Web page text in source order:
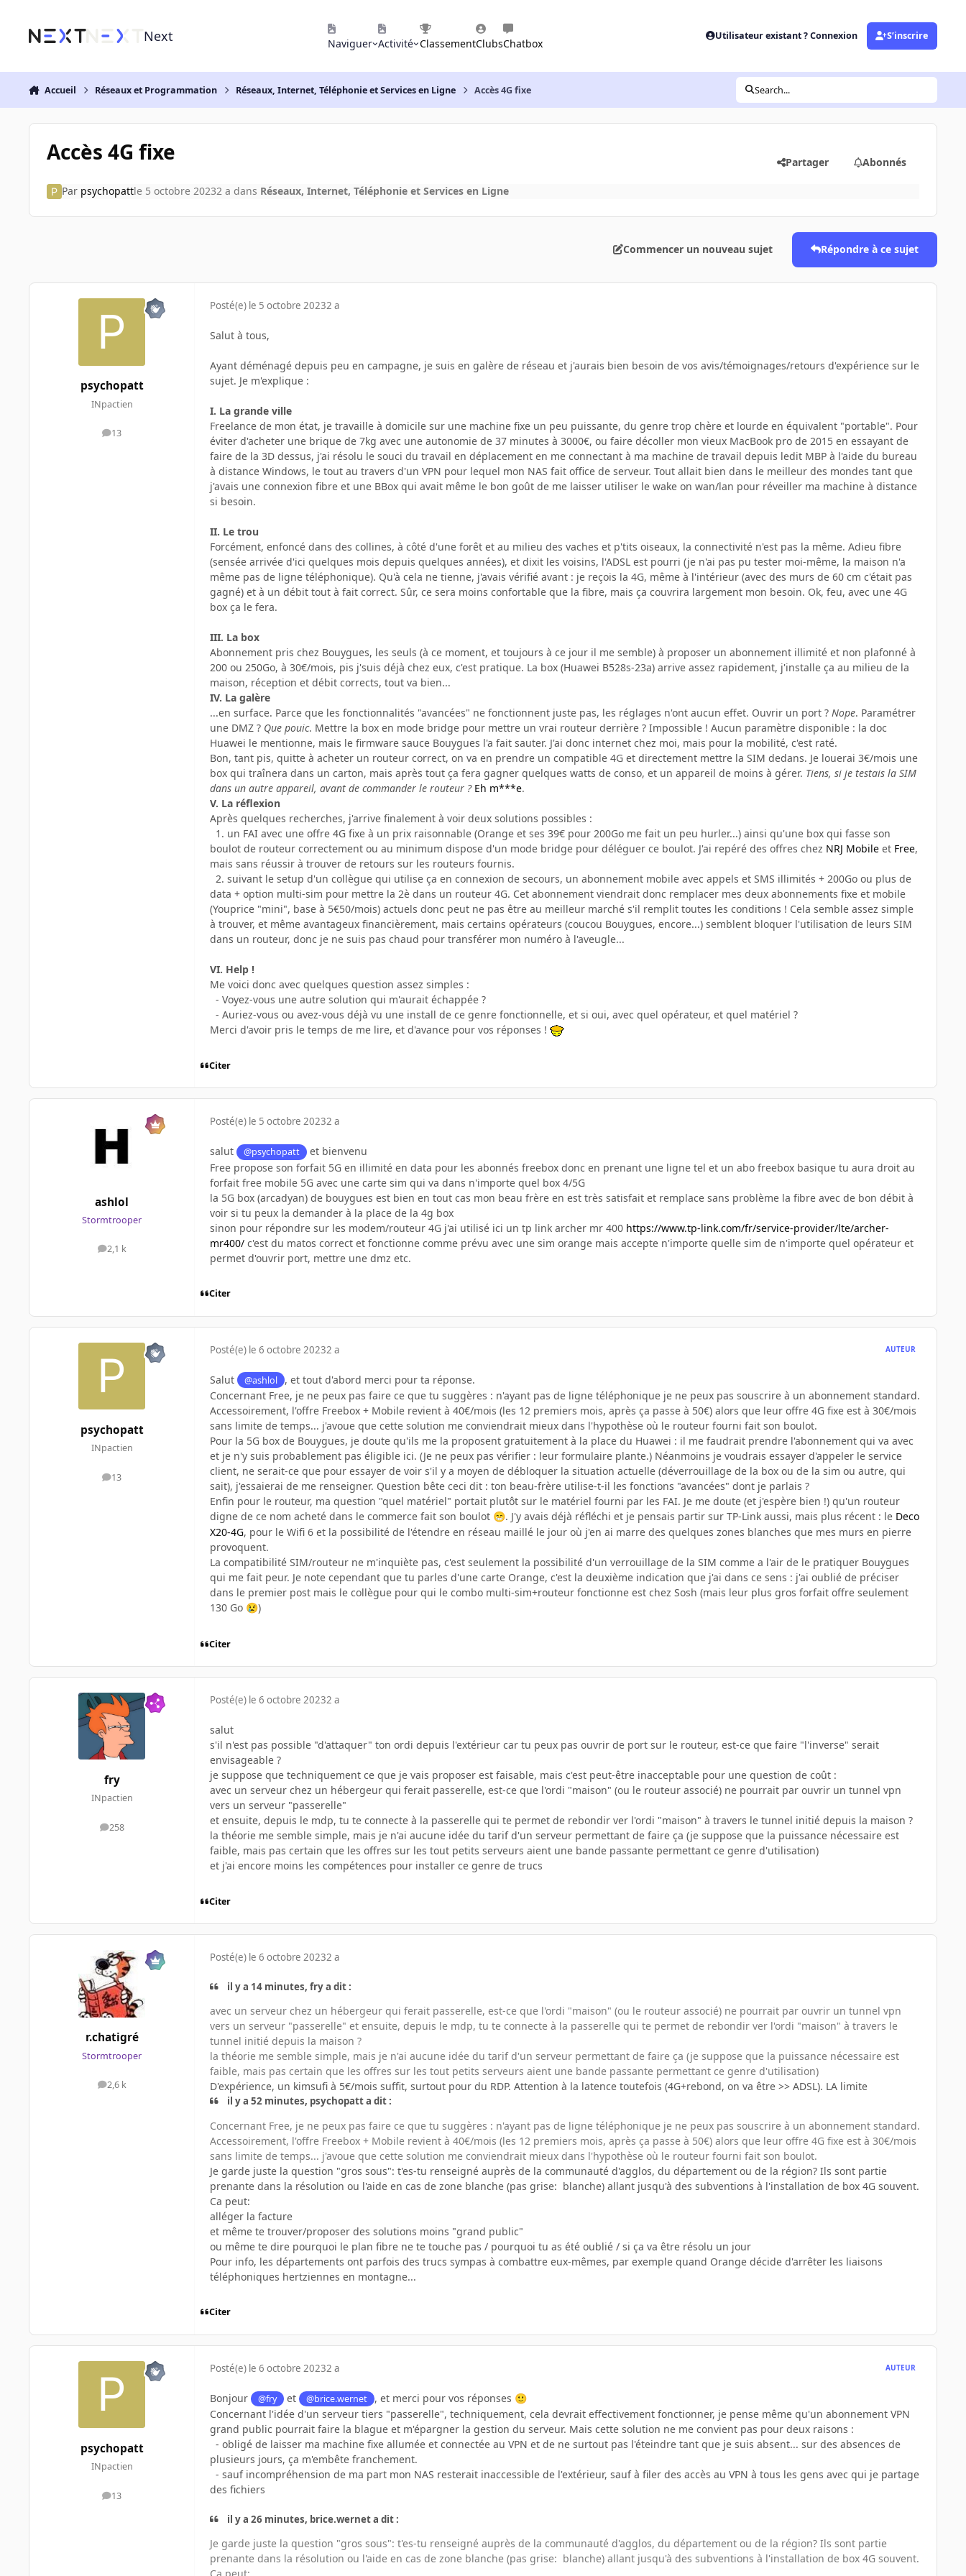
Next Naviguer Activité ClassementClubsChatbox
Utilisateur existant ? Connexion S’inscrire
Accueil Réseaux et Programmation Réseaux, Internet, Téléphonie et Services en Ligne Accès 4G fixe Search...
Accès 4G fixe Partager Abonnés
Par psychopattle 5 octobre 20232 a dans Réseaux, Internet, Téléphonie et Services en Ligne
Commencer un nouveau sujet Répondre à ce sujet
psychopatt
INpactien
13
messages
Posté(e) le 5 octobre 20232 a
Salut à tous,
Ayant déménagé depuis peu en campagne, je suis en galère de réseau et j'aurais bien besoin de vos avis/témoignages/retours d'expérience sur le
sujet. Je m'explique :
I. La grande ville
Freelance de mon état, je travaille à domicile sur une machine fixe un peu puissante, du genre trop chère et lourde en équivalent "portable". Pour
éviter d'acheter une brique de 7kg avec une autonomie de 37 minutes à 3000€, ou faire décoller mon vieux MacBook pro de 2015 en essayant de
faire de la 3D dessus, j'ai résolu le souci du travail en déplacement en me connectant à ma machine de travail depuis ledit MBP à l'aide du bureau
à distance Windows, le tout au travers d'un VPN pour lequel mon NAS fait office de serveur. Tout allait bien dans le meilleur des mondes tant que
j'avais une connexion fibre et une BBox qui avait même le bon goût de me laisser utiliser le wake on wan/lan pour réveiller ma machine à distance
si besoin.
II. Le trou
Forcément, enfoncé dans des collines, à côté d'une forêt et au milieu des vaches et p'tits oiseaux, la connectivité n'est pas la même. Adieu fibre
(sensée arrivée d'ici quelques mois depuis quelques années), et dixit les voisins, l'ADSL est pourri (je n'ai pas pu tester moi-même, la maison n'a
même pas de ligne téléphonique). Qu'à cela ne tienne, j'avais vérifié avant : je reçois la 4G, même à l'intérieur (avec des murs de 60 cm c'était pas
gagné) et à un débit tout à fait correct. Sûr, ce sera moins confortable que la fibre, mais ça couvrira largement mon besoin. Ok, feu, avec une 4G
box ça le fera.
III. La box
Abonnement pris chez Bouygues, les seuls (à ce moment, et toujours à ce jour il me semble) à proposer un abonnement illimité et non plafonné à
200 ou 250Go, à 30€/mois, pis j'suis déjà chez eux, c'est pratique. La box (Huawei B528s-23a) arrive assez rapidement, j'installe ça au milieu de la
maison, réception et débit corrects, tout va bien...
IV. La galère
...en surface. Parce que les fonctionnalités "avancées" ne fonctionnent juste pas, les réglages n'ont aucun effet. Ouvrir un port ? Nope. Paramétrer
une DMZ ? Que pouic. Mettre la box en mode bridge pour mettre un vrai routeur derrière ? Impossible ! Aucun paramètre disponible : la doc
Huawei le mentionne, mais le firmware sauce Bouygues l'a fait sauter. J'ai donc internet chez moi, mais pour la mobilité, c'est raté.
Bon, tant pis, quitte à acheter un routeur correct, on va en prendre un compatible 4G et directement mettre la SIM dedans. Je louerai 3€/mois une
box qui traînera dans un carton, mais après tout ça fera gagner quelques watts de conso, et un appareil de moins à gérer. Tiens, si je testais la SIM
dans un autre appareil, avant de commander le routeur ? Eh m***e.
V. La réflexion
Après quelques recherches, j'arrive finalement à voir deux solutions possibles :
1. un FAI avec une offre 4G fixe à un prix raisonnable (Orange et ses 39€ pour 200Go me fait un peu hurler...) ainsi qu'une box qui fasse son
boulot de routeur correctement ou au minimum dispose d'un mode bridge pour déléguer ce boulot. J'ai repéré des offres chez NRJ Mobile et Free,
mais sans réussir à trouver de retours sur les routeurs fournis.
2. suivant le setup d'un collègue qui utilise ça en connexion de secours, un abonnement mobile avec appels et SMS illimités + 200Go ou plus de
data + option multi-sim pour mettre la 2è dans un routeur 4G. Cet abonnement viendrait donc remplacer mes deux abonnements fixe et mobile
(Youprice "mini", base à 5€50/mois) actuels donc peut ne pas être au meilleur marché s'il remplit toutes les conditions ! Cela semble assez simple
à trouver, et même avantageux financièrement, mais certains opérateurs (coucou Bouygues, encore...) semblent bloquer l'utilisation de leurs SIM
dans un routeur, donc je ne suis pas chaud pour transférer mon numéro à l'aveugle...
VI. Help !
Me voici donc avec quelques question assez simples :
- Voyez-vous une autre solution qui m'aurait échappée ?
- Auriez-vous ou avez-vous déjà vu une install de ce genre fonctionnelle, et si oui, avec quel opérateur, et quel matériel ?
Merci d'avoir pris le temps de me lire, et d'avance pour vos réponses !
Citer
ashlol
Stormtrooper
2,1 k
messages
Posté(e) le 5 octobre 20232 a
salut @psychopatt
et bienvenu
Free propose son forfait 5G en illimité en data pour les abonnés freebox donc en prenant une ligne tel et un abo freebox basique tu aura droit au
forfait free mobile 5G avec une carte sim qui va dans n'importe quel box 4/5G
la 5G box (arcadyan) de bouygues est bien en tout cas mon beau frère en est très satisfait et remplace sans problème la fibre avec de bon débit à
voir si tu peux la demander à la place de la 4g box
sinon pour répondre sur les modem/routeur 4G j'ai utilisé ici un tp link archer mr 400 https://www.tp-link.com/fr/service-provider/lte/archer-
mr400/ c'est du matos correct et fonctionne comme prévu avec une sim orange mais accepte n'importe quelle sim de n'importe quel opérateur et
permet d'ouvrir port, mettre une dmz etc.
Citer
psychopatt
INpactien
13
messages
Posté(e) le 6 octobre 20232 a AUTEUR
Salut @ashlol
, et tout d'abord merci pour ta réponse.
Concernant Free, je ne peux pas faire ce que tu suggères : n'ayant pas de ligne téléphonique je ne peux pas souscrire à un abonnement standard.
Accessoirement, l'offre Freebox + Mobile revient à 40€/mois (les 12 premiers mois, après ça passe à 50€) alors que leur offre 4G fixe est à 30€/mois
sans limite de temps... j'avoue que cette solution me conviendrait mieux dans l'hypothèse où le routeur fourni fait son boulot.
Pour la 5G box de Bouygues, je doute qu'ils me la proposent gratuitement à la place du Huawei : il me faudrait prendre l'abonnement qui va avec
et je n'y suis probablement pas éligible ici. (Je ne peux pas vérifier : leur formulaire plante.) Néanmoins je voudrais essayer d'appeler le service
client, ne serait-ce que pour essayer de voir s'il y a moyen de débloquer la situation actuelle (déverrouillage de la box ou de la sim ou autre, qui
sait), j'essaierai de me renseigner. Question bête ceci dit : ton beau-frère utilise-t-il les fonctions "avancées" dont je parlais ?
Enfin pour le routeur, ma question "quel matériel" portait plutôt sur le matériel fourni par les FAI. Je me doute (et j'espère bien !) qu'un routeur
digne de ce nom acheté dans le commerce fait son boulot 😁. J'y avais déjà réfléchi et je pensais partir sur TP-Link aussi, mais plus récent : le Deco
X20-4G, pour le Wifi 6 et la possibilité de l'étendre en réseau maillé le jour où j'en ai marre des quelques zones blanches que mes murs en pierre
provoquent.
La compatibilité SIM/routeur ne m'inquiète pas, c'est seulement la possibilité d'un verrouillage de la SIM comme a l'air de le pratiquer Bouygues
qui me fait peur. Je note cependant que tu parles d'une carte Orange, c'est la deuxième indication que j'ai dans ce sens : j'ai oublié de préciser
dans le premier post mais le collègue pour qui le combo multi-sim+routeur fonctionne est chez Sosh (mais leur plus gros forfait offre seulement
130 Go 😢)
Citer
fry
INpactien
258
messages
Posté(e) le 6 octobre 20232 a
salut
s'il n'est pas possible "d'attaquer" ton ordi depuis l'extérieur car tu peux pas ouvrir de port sur le routeur, est-ce que faire "l'inverse" serait
envisageable ?
je suppose que techniquement ce que je vais proposer est faisable, mais c'est peut-être inacceptable pour une question de coût :
avec un serveur chez un hébergeur qui ferait passerelle, est-ce que l'ordi "maison" (ou le routeur associé) ne pourrait par ouvrir un tunnel vpn
vers un serveur "passerelle"
et ensuite, depuis le mdp, tu te connecte à la passerelle qui te permet de rebondir ver l'ordi "maison" à travers le tunnel initié depuis la maison ?
la théorie me semble simple, mais je n'ai aucune idée du tarif d'un serveur permettant de faire ça (je suppose que la puissance nécessaire est
faible, mais pas certain que les offres sur les tout petits serveurs aient une bande passante permettant ce genre d'utilisation)
et j'ai encore moins les compétences pour installer ce genre de trucs
Citer
r.chatigré
Stormtrooper
2,6 k
messages
Posté(e) le 6 octobre 20232 a
il y a 14 minutes, fry a dit :
avec un serveur chez un hébergeur qui ferait passerelle, est-ce que l'ordi "maison" (ou le routeur associé) ne pourrait par ouvrir un tunnel vpn
vers un serveur "passerelle" et ensuite, depuis le mdp, tu te connecte à la passerelle qui te permet de rebondir ver l'ordi "maison" à travers le
tunnel initié depuis la maison ?
la théorie me semble simple, mais je n'ai aucune idée du tarif d'un serveur permettant de faire ça (je suppose que la puissance nécessaire est
faible, mais pas certain que les offres sur les tout petits serveurs aient une bande passante permettant ce genre d'utilisation)
D'expérience, un kimsufi à 5€/mois suffit, surtout pour du RDP. Attention à la latence toutefois (4G+rebond, on va être >> ADSL). LA limite
il y a 52 minutes, psychopatt a dit :
Concernant Free, je ne peux pas faire ce que tu suggères : n'ayant pas de ligne téléphonique je ne peux pas souscrire à un abonnement standard.
Accessoirement, l'offre Freebox + Mobile revient à 40€/mois (les 12 premiers mois, après ça passe à 50€) alors que leur offre 4G fixe est à 30€/mois
sans limite de temps... j'avoue que cette solution me conviendrait mieux dans l'hypothèse où le routeur fourni fait son boulot.
Je garde juste la question "gros sous": t'es-tu renseigné auprès de la communauté d'agglos, du département ou de la région? Ils sont partie
prenante dans la résolution ou l'aide en cas de zone blanche (pas grise: blanche) allant jusqu'à des subventions à l'installation de box 4G souvent.
Ca peut:
alléger la facture
et même te trouver/proposer des solutions moins "grand public"
ou même te dire pourquoi le plan fibre ne te touche pas / pourquoi tu as été oublié / si ça va être résolu un jour
Pour info, les départements ont parfois des trucs sympas à combattre eux-mêmes, par exemple quand Orange décide d'arrêter les liaisons
téléphoniques hertziennes en montagne...
Citer
psychopatt
INpactien
13
messages
Posté(e) le 6 octobre 20232 a AUTEUR
Bonjour @fry et @brice.wernet , et merci pour vos réponses 🙂
Concernant l'idée d'un serveur tiers "passerelle", techniquement, cela devrait effectivement fonctionner, je pense même qu'un abonnement VPN
grand public pourrait faire la blague et m'épargner la gestion du serveur. Mais cette solution ne me convient pas pour deux raisons :
- obligé de laisser ma machine fixe allumée et connectée au VPN et de ne surtout pas l'éteindre tant que je suis absent... sur des absences de
plusieurs jours, ça m'embête franchement.
- sauf incompréhension de ma part mon NAS resterait inaccessible de l'extérieur, sauf à filer des accès au VPN à tous les gens avec qui je partage
des fichiers
il y a 26 minutes, brice.wernet a dit :
Je garde juste la question "gros sous": t'es-tu renseigné auprès de la communauté d'agglos, du département ou de la région? Ils sont partie
prenante dans la résolution ou l'aide en cas de zone blanche (pas grise: blanche) allant jusqu'à des subventions à l'installation de box 4G souvent.